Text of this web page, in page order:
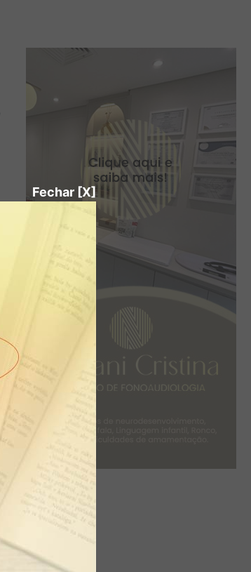
Fechar [X]